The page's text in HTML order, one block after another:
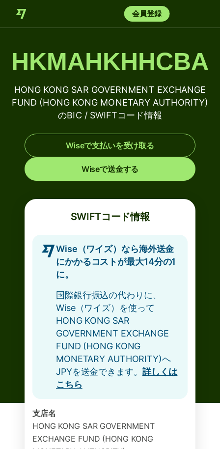
会員登録
HKMAHKHHCBA
HONG KONG SAR GOVERNMENT EXCHANGE
FUND (HONG KONG MONETARY AUTHORITY)
のBIC / SWIFTコード情報
Wiseで支払いを受け取る
Wiseで送金する
SWIFTコード情報
Wise（ワイズ）なら海外送金
にかかるコストが最大14分の1
に。
国際銀行振込の代わりに、
Wise（ワイズ）を使って
HONG KONG SAR
GOVERNMENT EXCHANGE
FUND (HONG KONG
MONETARY AUTHORITY)へ
JPYを送金できます。 詳しくは
こちら
支店名
HONG KONG SAR GOVERNMENT
EXCHANGE FUND (HONG KONG